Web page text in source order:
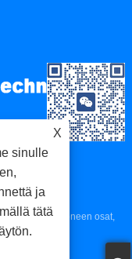
Ltd - CNC-koneen osat,
X
sinulle
ja
tätä